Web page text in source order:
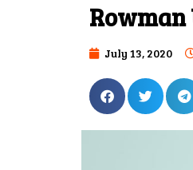
Rowman
July 13, 2020